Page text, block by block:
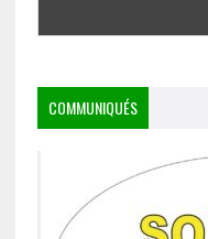
COMMUNIQUÉS